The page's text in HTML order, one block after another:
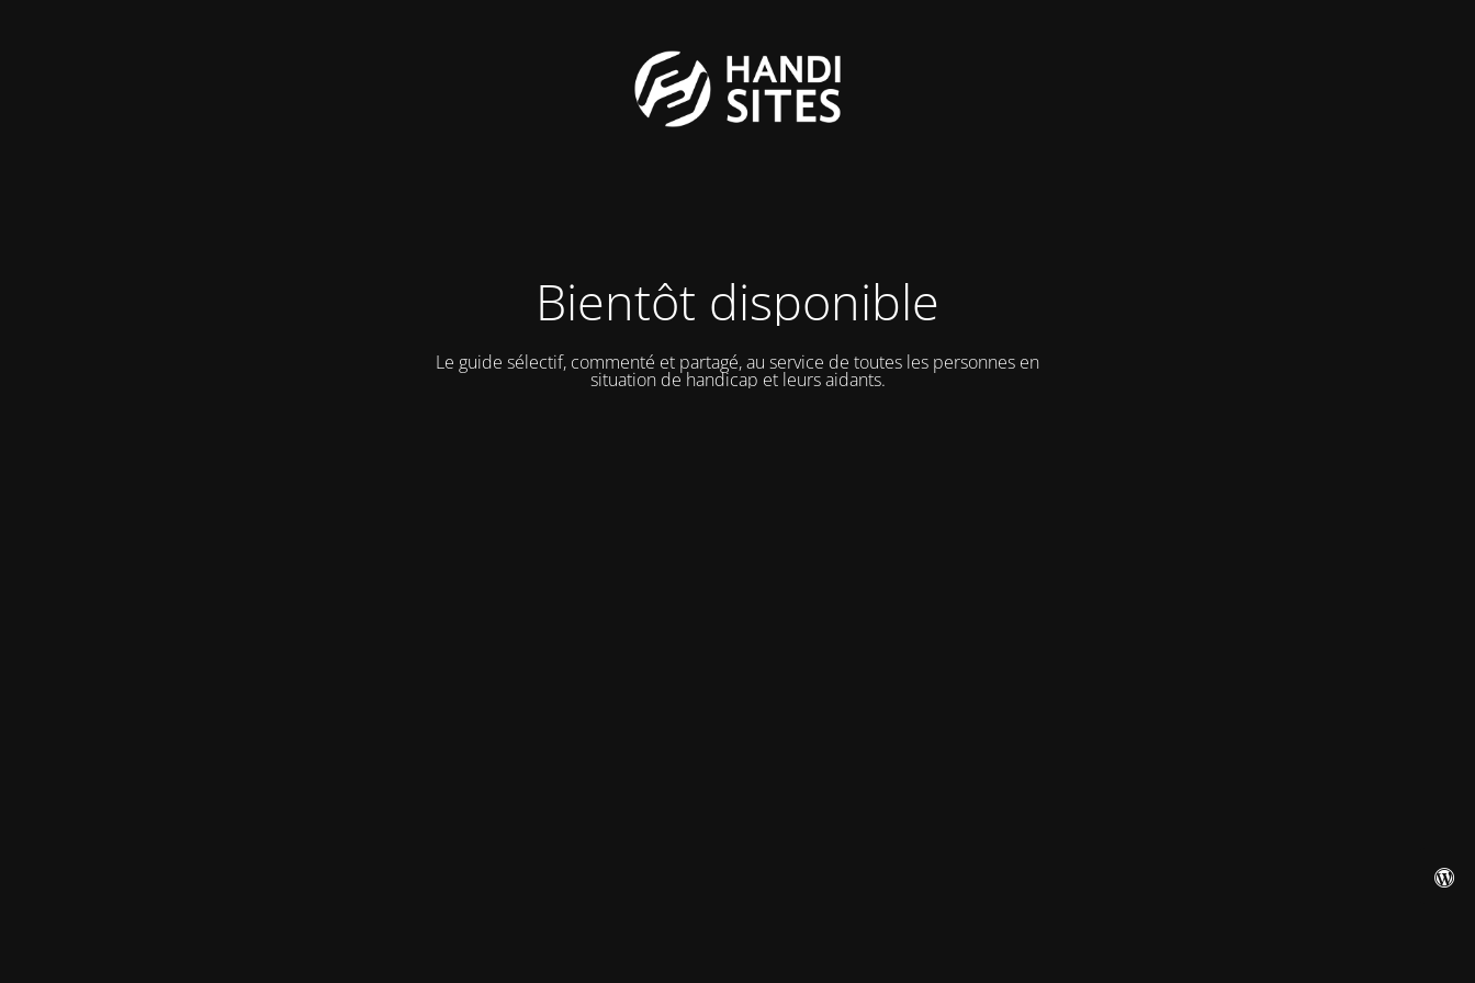
Bientôt disponible
Le guide sélectif, commenté et partagé, au service de toutes les personnes en
situation de handicap et leurs aidants.